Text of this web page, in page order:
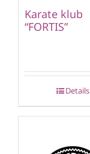
Karate klub
“FORTIS”
Details